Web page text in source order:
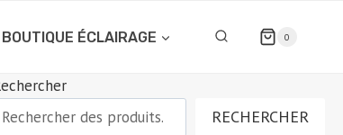
BOUTIQUE ÉCLAIRAGE 0
RECHERCHER